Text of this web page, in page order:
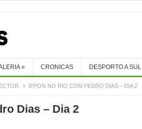
» CRONICAS DESPORTO A SUL
IPPON NO RIO COM PEDRO DIAS – DIA 2
Dias – Dia 2